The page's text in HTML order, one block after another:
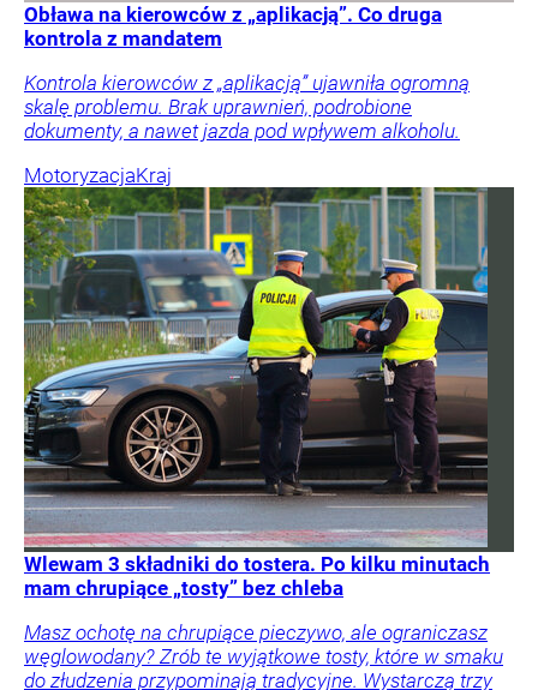
Obława na kierowców z „aplikacją”. Co druga
kontrola z mandatem
Kontrola kierowców z „aplikacją” ujawniła ogromną
skalę problemu. Brak uprawnień, podrobione
dokumenty, a nawet jazda pod wpływem alkoholu.
MotoryzacjaKraj
Wlewam 3 składniki do tostera. Po kilku minutach
mam chrupiące „tosty” bez chleba
Masz ochotę na chrupiące pieczywo, ale ograniczasz
węglowodany? Zrób te wyjątkowe tosty, które w smaku
do złudzenia przypominają tradycyjne. Wystarczą trzy